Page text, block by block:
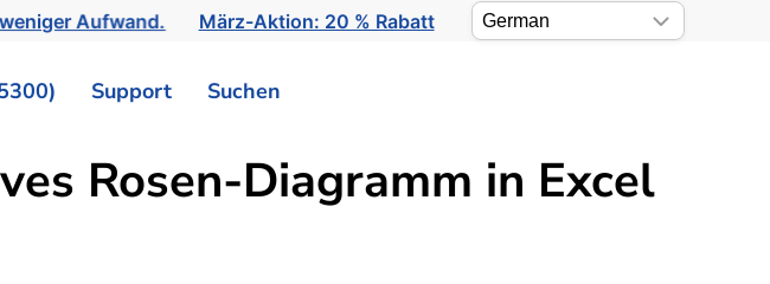
Aufwand. März-Aktion: 20 % Rabatt
Support Suchen
Rosen-Diagramm in Excel